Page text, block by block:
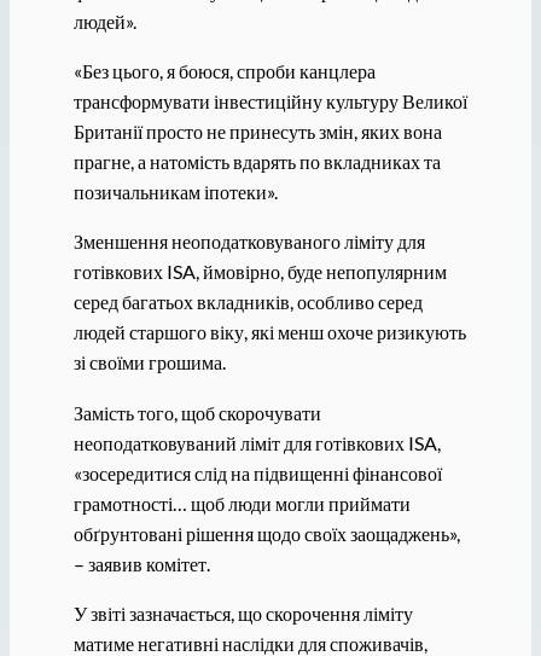
людей».
«Без цього, я боюся, спроби канцлера
трансформувати інвестиційну культуру Великої
Британії просто не принесуть змін, яких вона
прагне, а натомість вдарять по вкладниках та
позичальникам іпотеки».
Зменшення неоподатковуваного ліміту для
готівкових ISA, ймовірно, буде непопулярним
серед багатьох вкладників, особливо серед
людей старшого віку, які менш охоче ризикують
зі своїми грошима.
Замість того, щоб скорочувати
неоподатковуваний ліміт для готівкових ISA,
«зосередитися слід на підвищенні фінансової
грамотності… щоб люди могли приймати
обґрунтовані рішення щодо своїх заощаджень»,
– заявив комітет.
У звіті зазначається, що скорочення ліміту
матиме негативні наслідки для споживачів,